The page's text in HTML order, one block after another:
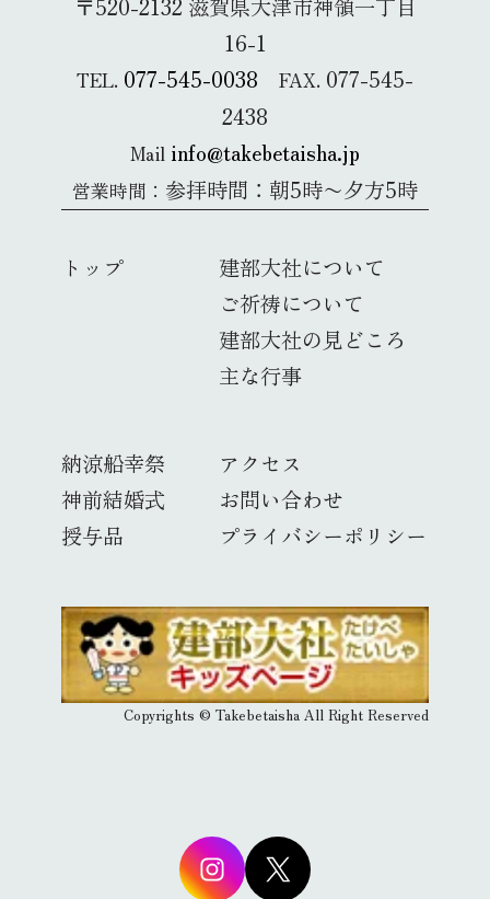
〒520-2132 滋賀県大津市神領一丁目
16-1
TEL. 077-545-0038 FAX. 077-545-
2438
Mail info@takebetaisha.jp
営業時間： 参拝時間：朝5時〜夕方5時
トップ
建部大社について
ご祈祷について
建部大社の見どころ
主な行事
納涼船幸祭
神前結婚式
授与品
アクセス
お問い合わせ
プライバシーポリシー
Copyrights © Takebetaisha All Right Reserved